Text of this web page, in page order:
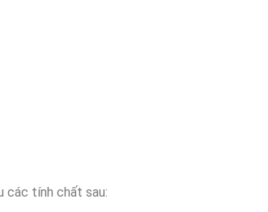
các tính chất sau: